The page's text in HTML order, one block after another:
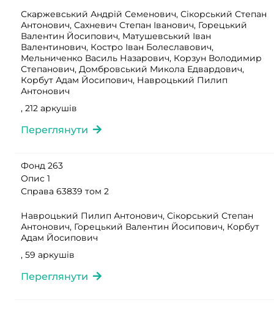
Скаржевський Андрій Семенович, Сікорський Степан
Антонович, Сахневич Степан Іванович, Горецький
Валентин Йосипович, Матушевський Іван
Валентинович, Костро Іван Болеславович,
Мельниченко Василь Назарович, Корзун Володимир
Степанович, Домбровський Микола Едвардович,
Корбут Адам Йосипович, Навроцький Пилип
Антонович
, 212 аркушів
Переглянути
Фонд 263
Опис 1
Справа 63839 том 2
Навроцький Пилип Антонович, Сікорський Степан
Антонович, Горецький Валентин Йосипович, Корбут
Адам Йосипович
, 59 аркушів
Переглянути